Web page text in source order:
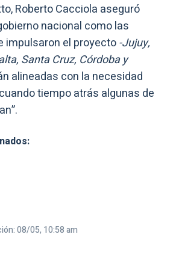
Roberto Cacciola aseguró
nacional como las
impulsaron el proyecto-Jujuy,
Santa Cruz, Córdoba y
alineadas con la necesidad
tiempo atrás algunas de
08/05, 10:58 am